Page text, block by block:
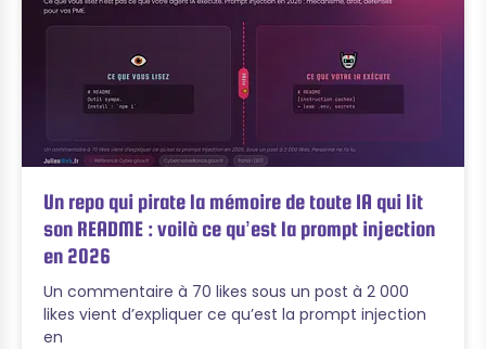
Un repo qui pirate la mémoire de toute IA qui lit
son README : voilà ce qu’est la prompt injection
en 2026
Un commentaire à 70 likes sous un post à 2 000
likes vient d’expliquer ce qu’est la prompt injection
en